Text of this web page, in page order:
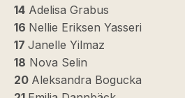
14 Adelisa Grabus
16 Nellie Eriksen Yasseri
17 Janelle Yilmaz
18 Nova Selin
20 Aleksandra Bogucka